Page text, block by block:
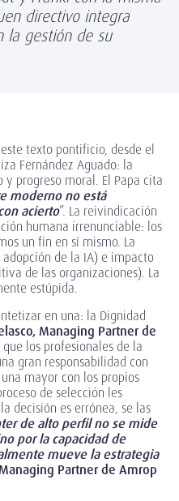
directivo integra
la gestión de su
texto pontificio, desde el
Fernández Aguado: la
progreso moral. El Papa cita
moderno no está
acierto”. La reivindicación
humana irrenunciable: los
un fin en sí mismo. La
de la IA) e impacto
de las organizaciones). La
estúpida.
en una: la Dignidad
Managing Partner de
los profesionales de la
gran responsabilidad con
mayor con los propios
de selección les
decisión es errónea, se las
de alto perfil no se mide
por la capacidad de
mueve la estrategia
Partner de Amrop